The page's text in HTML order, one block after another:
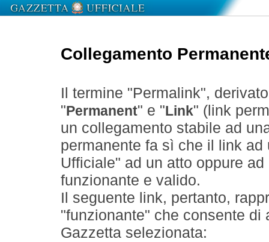
Collegamento
Il termine "Permalink",
" Permanent" e " Link" (link
un collegamento stabile ad
permanente fa sì che il link
Ufficiale" ad un atto oppure
funzionante e valido.
Il seguente link, pertanto,
"funzionante" che consente
Gazzetta selezionata: